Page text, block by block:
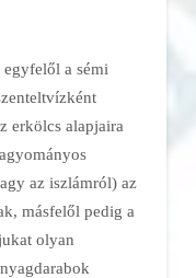
a sémi
erkölcs alapjaira
az iszlámról) az
másfelől pedig a
olyan